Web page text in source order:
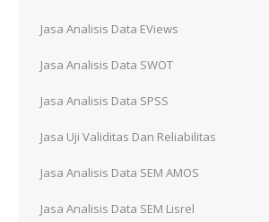
Jasa Analisis Data EViews
Jasa Analisis Data SWOT
Jasa Analisis Data SPSS
Jasa Uji Validitas Dan Reliabilitas
Jasa Analisis Data SEM AMOS
Jasa Analisis Data SEM Lisrel